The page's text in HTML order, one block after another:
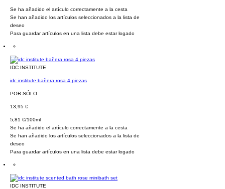
Se ha añadido el artículo correctamente a la cesta
Se han añadido los artículos seleccionados a la lista de
deseo
Para guardar artículos en una lista debe estar logado
IDC INSTITUTE
idc institute bañera rosa 4 piezas
POR SÓLO
13,95 €
5,81 €/100ml
Se ha añadido el artículo correctamente a la cesta
Se han añadido los artículos seleccionados a la lista de
deseo
Para guardar artículos en una lista debe estar logado
IDC INSTITUTE